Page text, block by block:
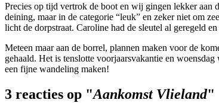
Precies op tijd vertrok de boot en wij gingen lekker aan
deining, maar in de categorie “leuk” en zeker niet om
licht de dorpstraat. Caroline had de sleutel al geregeld
Meteen maar aan de borrel, plannen maken voor de
gehaald. Het is tenslotte voorjaarsvakantie en
een fijne wandeling maken!
3 reacties op "Aankomst Vlieland"